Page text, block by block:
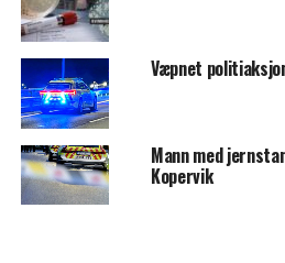
Væpnet
Mann med
Kopervik